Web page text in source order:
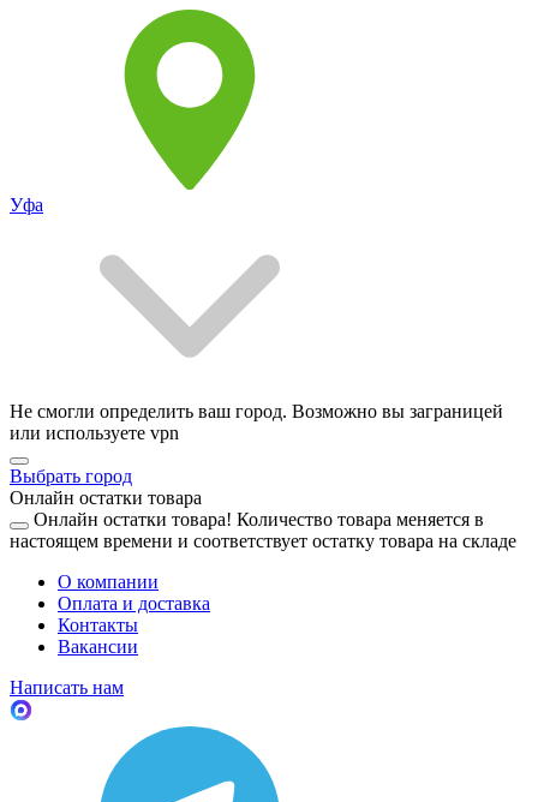
Уфа
Не смогли определить ваш город. Возможно вы заграницей
или используете vpn
Выбрать город
Онлайн остатки товара
Онлайн остатки товара! Количество товара меняется в
настоящем времени и соответствует остатку товара на складе
О компании
Оплата и доставка
Контакты
Вакансии
Написать нам